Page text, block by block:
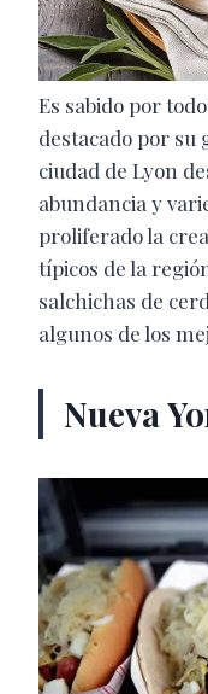
Es sabido por
destacado por su
ciudad de Lyon
abundancia y
proliferado la
típicos de la
salchichas de
algunos de los
Nueva